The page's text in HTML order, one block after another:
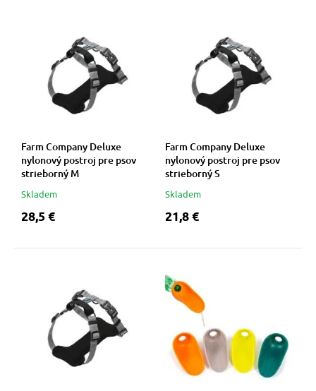
Farm Company Deluxe
nylonový postroj pre psov
strieborný M
Skladem
28,5 €
Farm Company Deluxe
nylonový postroj pre psov
strieborný S
Skladem
21,8 €